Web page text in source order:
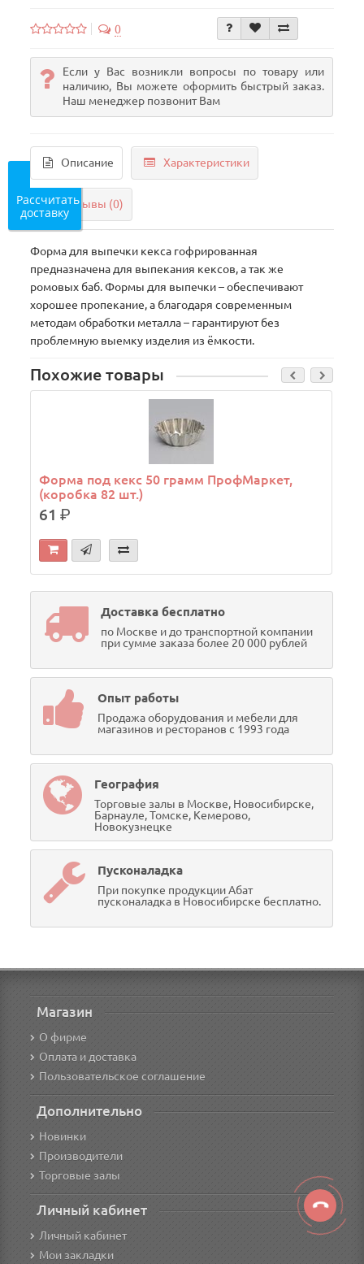
0
Если у Вас возникли вопросы по товару или
наличию, Вы можете оформить быстрый заказ.
Наш менеджер позвонит Вам
Описание Характеристики
Отзывы (0)
Форма для выпечки кекса гофрированная
предназначена для выпекания кексов, а так же
ромовых баб. Формы для выпечки – обеспечивают
хорошее пропекание, а благодаря современным
методам обработки металла – гарантируют без
проблемную выемку изделия из ёмкости.
Похожие товары
Форма под кекс 50 грамм ПрофМаркет,
(коробка 82 шт.)
61р.
Доставка бесплатно
по Москве и до транспортной компании
при сумме заказа более 20 000 рублей
Опыт работы
Продажа оборудования и мебели для
магазинов и ресторанов с 1993 года
География
Торговые залы в Москве, Новосибирске,
Барнауле, Томске, Кемерово,
Новокузнецке
Пусконаладка
При покупке продукции Абат
пусконаладка в Новосибирске бесплатно.
Магазин
О фирме
Оплата и доставка
Пользовательское соглашение
Дополнительно
Новинки
Производители
Торговые залы
Личный кабинет
Личный кабинет
Мои закладки
Рассчитать
доставку